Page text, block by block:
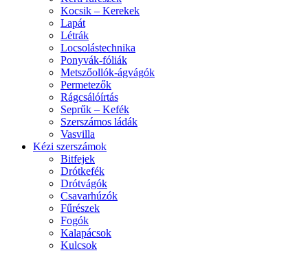
Kocsik – Kerekek
Lapát
Létrák
Locsolástechnika
Ponyvák-fóliák
Metszőollók-ágvágók
Permetezők
Rágcsálóírtás
Seprűk – Kefék
Szerszámos ládák
Vasvilla
Kézi szerszámok
Bitfejek
Drótkefék
Drótvágók
Csavarhúzók
Fűrészek
Fogók
Kalapácsok
Kulcsok